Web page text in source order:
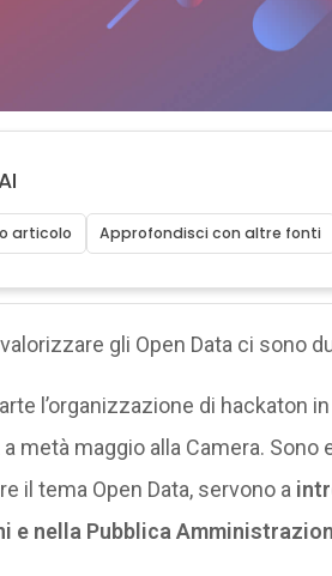
articolo Approfondisci con altre fonti
gli Open Data ci sono
l’organizzazione di
metà maggio alla Camera.
il tema Open Data, servono a
e nella Pubblica